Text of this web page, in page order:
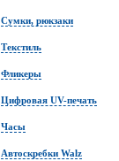
Сумки, рюкзаки
Текстиль
Фликеры
Цифровая UV-печать
Часы
Автоскребки Walz